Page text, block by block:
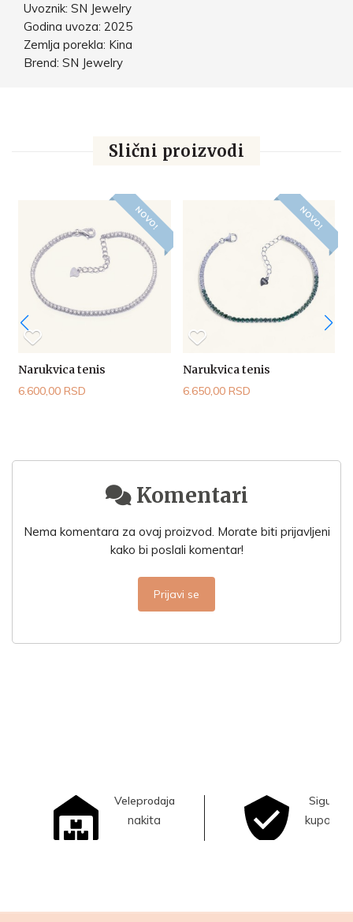
Uvoznik: SN Jewelry
Godina uvoza: 2025
Zemlja porekla: Kina
Brend: SN Jewelry
Slični proizvodi
NOVO!
Narukvica tenis
6.600,00 RSD
NOVO!
Narukvica tenis
6.650,00 RSD
Komentari
Nema komentara za ovaj proizvod. Morate biti prijavljeni
kako bi poslali komentar!
Prijavi se
Veleprodaja
nakita
Sigurna
kupovina